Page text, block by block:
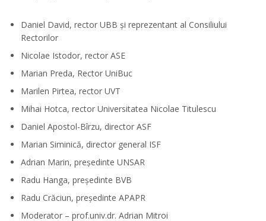
Daniel David, rector UBB și reprezentant al Consiliului
Rectorilor
Nicolae Istodor, rector ASE
Marian Preda, Rector UniBuc
Marilen Pirtea, rector UVT
Mihai Hotca, rector Universitatea Nicolae Titulescu
Daniel Apostol-Bîrzu, director ASF
Marian Siminică, director general ISF
Adrian Marin, președinte UNSAR
Radu Hanga, președinte BVB
Radu Crăciun, președinte APAPR
Moderator – prof.univ.dr. Adrian Mitroi